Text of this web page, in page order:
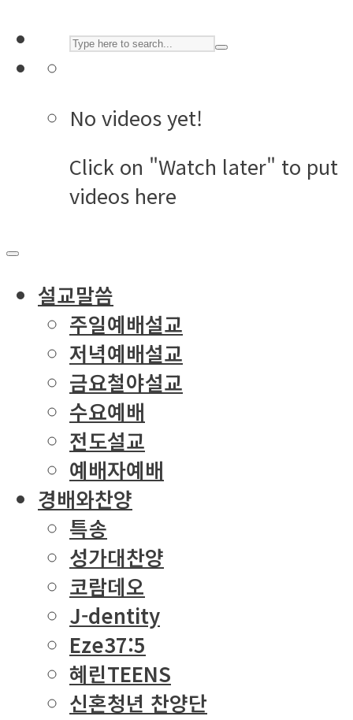
No videos yet!
Click on "Watch later" to put
videos here
설교말씀
주일예배설교
저녁예배설교
금요철야설교
수요예배
전도설교
예배자예배
경배와찬양
특송
성가대찬양
코람데오
J-dentity
Eze37:5
혜린TEENS
신혼청년 찬양단